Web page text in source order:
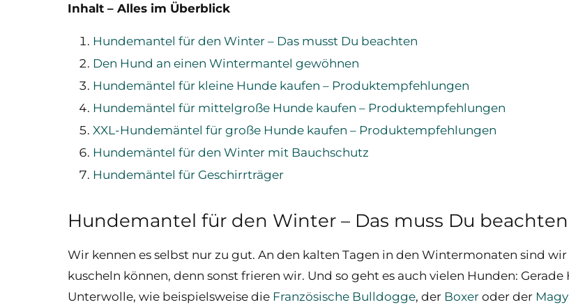
Inhalt – Alles im Überblick
Hundemantel für den Winter – Das musst Du beachten
Den Hund an einen Wintermantel gewöhnen
Hundemäntel für kleine Hunde kaufen – Produktempfehlungen
Hundemäntel für mittelgroße Hunde kaufen – Produktempfehlungen
XXL-Hundemäntel für große Hunde kaufen – Produktempfehlungen
Hundemäntel für den Winter mit Bauchschutz
Hundemäntel für Geschirrträger
Hundemantel für den Winter – Das muss Du beachten
Wir kennen es selbst nur zu gut. An den kalten Tagen in den Wintermonaten sind
kuscheln können, denn sonst frieren wir. Und so geht es auch vielen Hunden:
Unterwolle, wie beispielsweise die Französische Bulldogge, der Boxer oder der